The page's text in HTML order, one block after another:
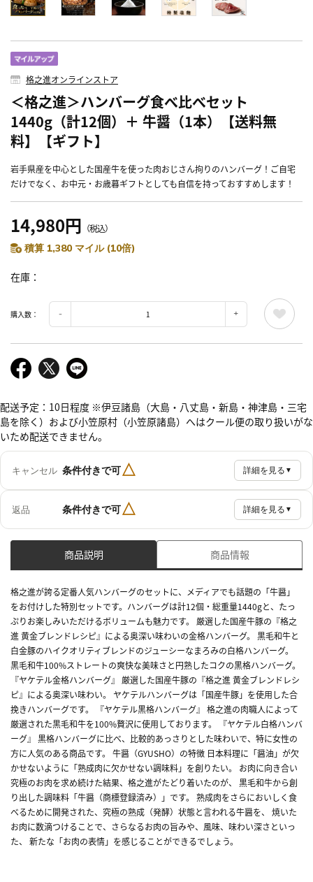
格之進オンラインストア
＜格之進＞ハンバーグ食べ比べセット
1440g（計12個）＋ 牛醤（1本）【送料無
料】【ギフト】
岩手県産を中心とした国産牛を使った肉おじさん拘りのハンバーグ！ご自宅
だけでなく、お中元・お歳暮ギフトとしても自信を持っておすすめします！
14,980円 （税込）
積算 1,380 マイル (10倍)
在庫
購入数：
配送予定：10日程度 ※伊豆諸島（大島・八丈島・新島・神津島・三宅
島を除く）および小笠原村（小笠原諸島）へはクール便の取り扱いがな
いため配送できません。
キャンセル 条件付きで可△ 詳細を見る ▼
返品 条件付きで可△ 詳細を見る ▼
商品説明 商品情報
格之進が誇る定番人気ハンバーグのセットに、メディアでも話題の「牛醤」
をお付けした特別セットです。ハンバーグは計12個・総重量1440gと、たっ
ぷりお楽しみいただけるボリュームも魅力です。 厳選した国産牛豚の『格之
進 黄金ブレンドレシピ』による奥深い味わいの金格ハンバーグ。 黒毛和牛と
白金豚のハイクオリティブレンドのジューシーなまろみの白格ハンバーグ。
黒毛和牛100%ストレートの爽快な美味さと円熟したコクの黒格ハンバーグ。
『ヤケテル金格ハンバーグ』 厳選した国産牛豚の『格之進 黄金ブレンドレシ
ピ』による奥深い味わい。 ヤケテルハンバーグは「国産牛豚」を使用した合
挽きハンバーグです。 『ヤケテル黒格ハンバーグ』 格之進の肉職人によって
厳選された黒毛和牛を100%贅沢に使用しております。 『ヤケテル白格ハンバ
ーグ』 黒格ハンバーグに比べ、比較的あっさりとした味わいで、特に女性の
方に人気のある商品です。 牛醤（GYUSHO）の特徴 日本料理に「醤油」が欠
かせないように「熟成肉に欠かせない調味料」を創りたい。 お肉に向き合い
究極のお肉を求め続けた結果、格之進がたどり着いたのが、 黒毛和牛から創
り出した調味料「牛醤（商標登録済み）」です。 熟成肉をさらにおいしく食
べるために開発された、究極の熟成（発酵）状態と言われる牛醤を、 焼いた
お肉に数滴つけることで、さらなるお肉の旨みや、風味、味わい深さといっ
た、 新たな「お肉の表情」を感じることができるでしょう。